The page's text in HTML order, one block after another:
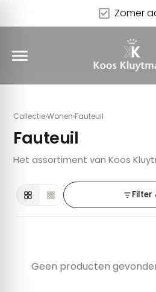
Zomer
Collectie›Wonen›Fauteuil
Fauteuil
Het assortiment van Koos
Filter
Geen producten
Raamdecoratie